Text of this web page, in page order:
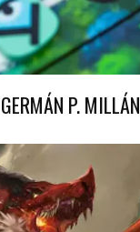
P. MILLÁN